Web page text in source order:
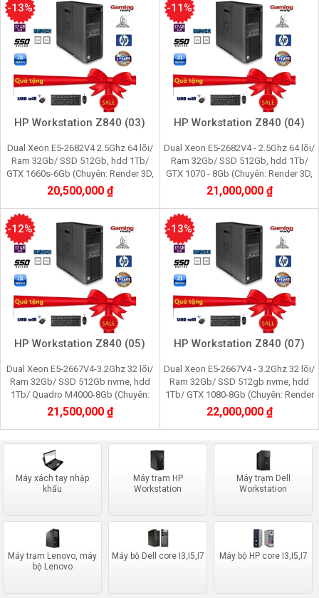
HP Workstation Z840 (03)
Dual Xeon E5-2682V4 2.5Ghz 64 lõi/
Ram 32Gb/ SSD 512Gb, hdd 1Tb/
GTX 1660s-6Gb (Chuyên: Render 3D,
Video 2K, giả lập Nox, máy ảo, cầy
game)
20,500,000 ₫
-13%
HP Workstation Z840 (04)
Dual Xeon E5-2682V4 - 2.5Ghz 64 lõi/
Ram 32Gb/ SSD 512Gb, hdd 1Tb/
GTX 1070 - 8Gb (Chuyên: Render 3D,
Video 4K, giả lập Nox, máy ảo, cầy
game)
21,000,000 ₫
-11%
HP Workstation Z840 (05)
Dual Xeon E5-2667V4-3.2Ghz 32 lõi/
Ram 32Gb/ SSD 512Gb nvme, hdd
1Tb/ Quadro M4000-8Gb (Chuyên:
Render 3D, Video 4K, máy ảo vmware,
server data tool)
21,500,000 ₫
-12%
HP Workstation Z840 (07)
Dual Xeon E5-2667V4 - 3.2Ghz 32 lõi/
Ram 32Gb/ SSD 512gb nvme, hdd
1Tb/ GTX 1080-8Gb (Chuyên: Render
3D, Video 4K, giả lập nox, máy ảo, cầy
game)
22,000,000 ₫
-13%
Máy xách tay nhập
khẩu
Máy trạm HP
Workstation
Máy trạm Dell
Workstation
Máy trạm Lenovo, máy
bộ Lenovo
Máy bộ Dell core I3,I5,I7 Máy bộ HP core I3,I5,I7